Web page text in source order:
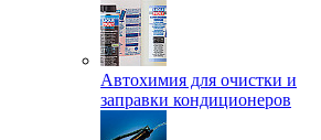
Автохимия для очистки и
заправки кондиционеров